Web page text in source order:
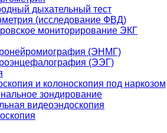
дыхательный тест
(исследование ФВД)
мониторирование ЭКГ
(ЭНМГ)
(ЭЭГ)
и колоноскопия под наркозом
зондирование
видеоэндоскопия